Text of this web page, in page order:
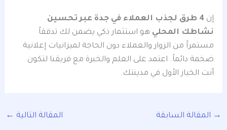
إن
4 طرق لجذب العملاء في جدة عبر تحسين
نشاطك المحلي هو استثمار ذكي يضمن لك تدفقاً
مستمراً من الزوار والعملاء دون الحاجة لميزانيات إعلانية
ضخمة دائماً. اعتمد على العلم والخبرة مع فريقنا لتكون
أنت الخيار الأول في مدينتك.
→ المقالة السابقة المقالة التالية ←